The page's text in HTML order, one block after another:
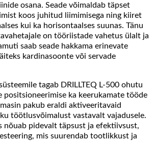
osana. Seade võimaldab täpset
koos juhitud liimimisega ning kiiret
kui ka horisontaalses suunas. Tänu
on tööriistade vahetus ülalt ja
saab seade hakkama erinevate
kardinasoonte või servade
tagab DRILLTEQ L-500 ohutu
positsioneerimise ka keerukamate tööde
pakub eraldi aktiveeritavaid
töötlusvõimalust vastavalt vajadusele.
nõuab pidevalt täpsust ja efektiivsust,
mis suurendab tootlikkust ja